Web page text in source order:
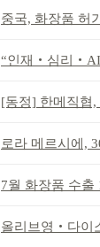
중국, 화장품 허가·등
“인재‧심리‧AI
[동정] 한메직협,
로라 메르시에, 30년
7월 화장품 수출
올리브영‧다이소‧